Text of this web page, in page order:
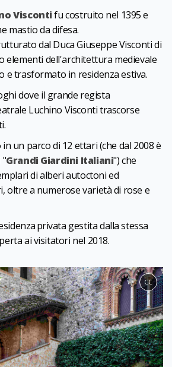
Viscontifu costruito nel 1395 e
mastio da difesa.
dal Duca Giuseppe Visconti di
elementi dell'architettura medievale
e trasformato in residenza estiva.
dove il grande regista
Luchino Visconti trascorse
un parco di 12 ettari (che dal 2008 è
"Grandi Giardini Italiani") che
di alberi autoctoni ed
oltre a numerose varietà di rose e
privata gestita dalla stessa
ai visitatori nel 2018.
CC